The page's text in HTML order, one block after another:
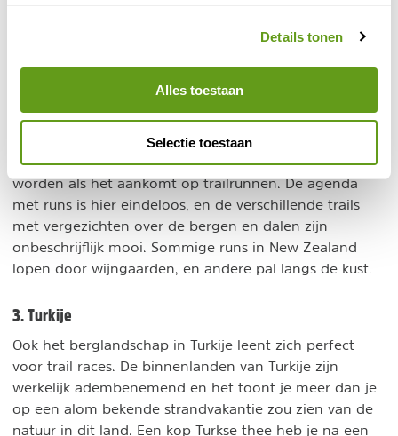
Details tonen
Alles toestaan
Selectie toestaan
High Atlas Trail. Voor
de echte fanatiekeling, want deze trail duurt maar
Een waar walhalla kan Nieuw-Zeeland genoemd
worden als het aankomt op trailrunnen. De agenda
met runs is hier eindeloos, en de verschillende trails
met vergezichten over de bergen en dalen zijn
onbeschrijflijk mooi. Sommige runs in New Zealand
lopen door wijngaarden, en andere pal langs de kust.
3. Turkije
Ook het berglandschap in Turkije leent zich perfect
voor trail races. De binnenlanden van Turkije zijn
werkelijk adembenemend en het toont je meer dan je
op een alom bekende strandvakantie zou zien van de
natuur in dit land. Een kop Turkse thee heb je na een